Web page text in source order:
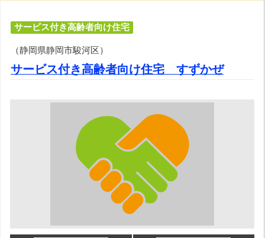
サービス付き高齢者向け住宅
（静岡県静岡市駿河区）
サービス付き高齢者向け住宅 すずかぜ